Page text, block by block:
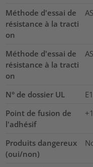
Méthode d'essai de
résistance à la tracti
on
Méthode d'essai de
résistance à la tracti
on
N° de dossier UL
Point de fusion de
l'adhésif
Produits dangereux
(oui/non)